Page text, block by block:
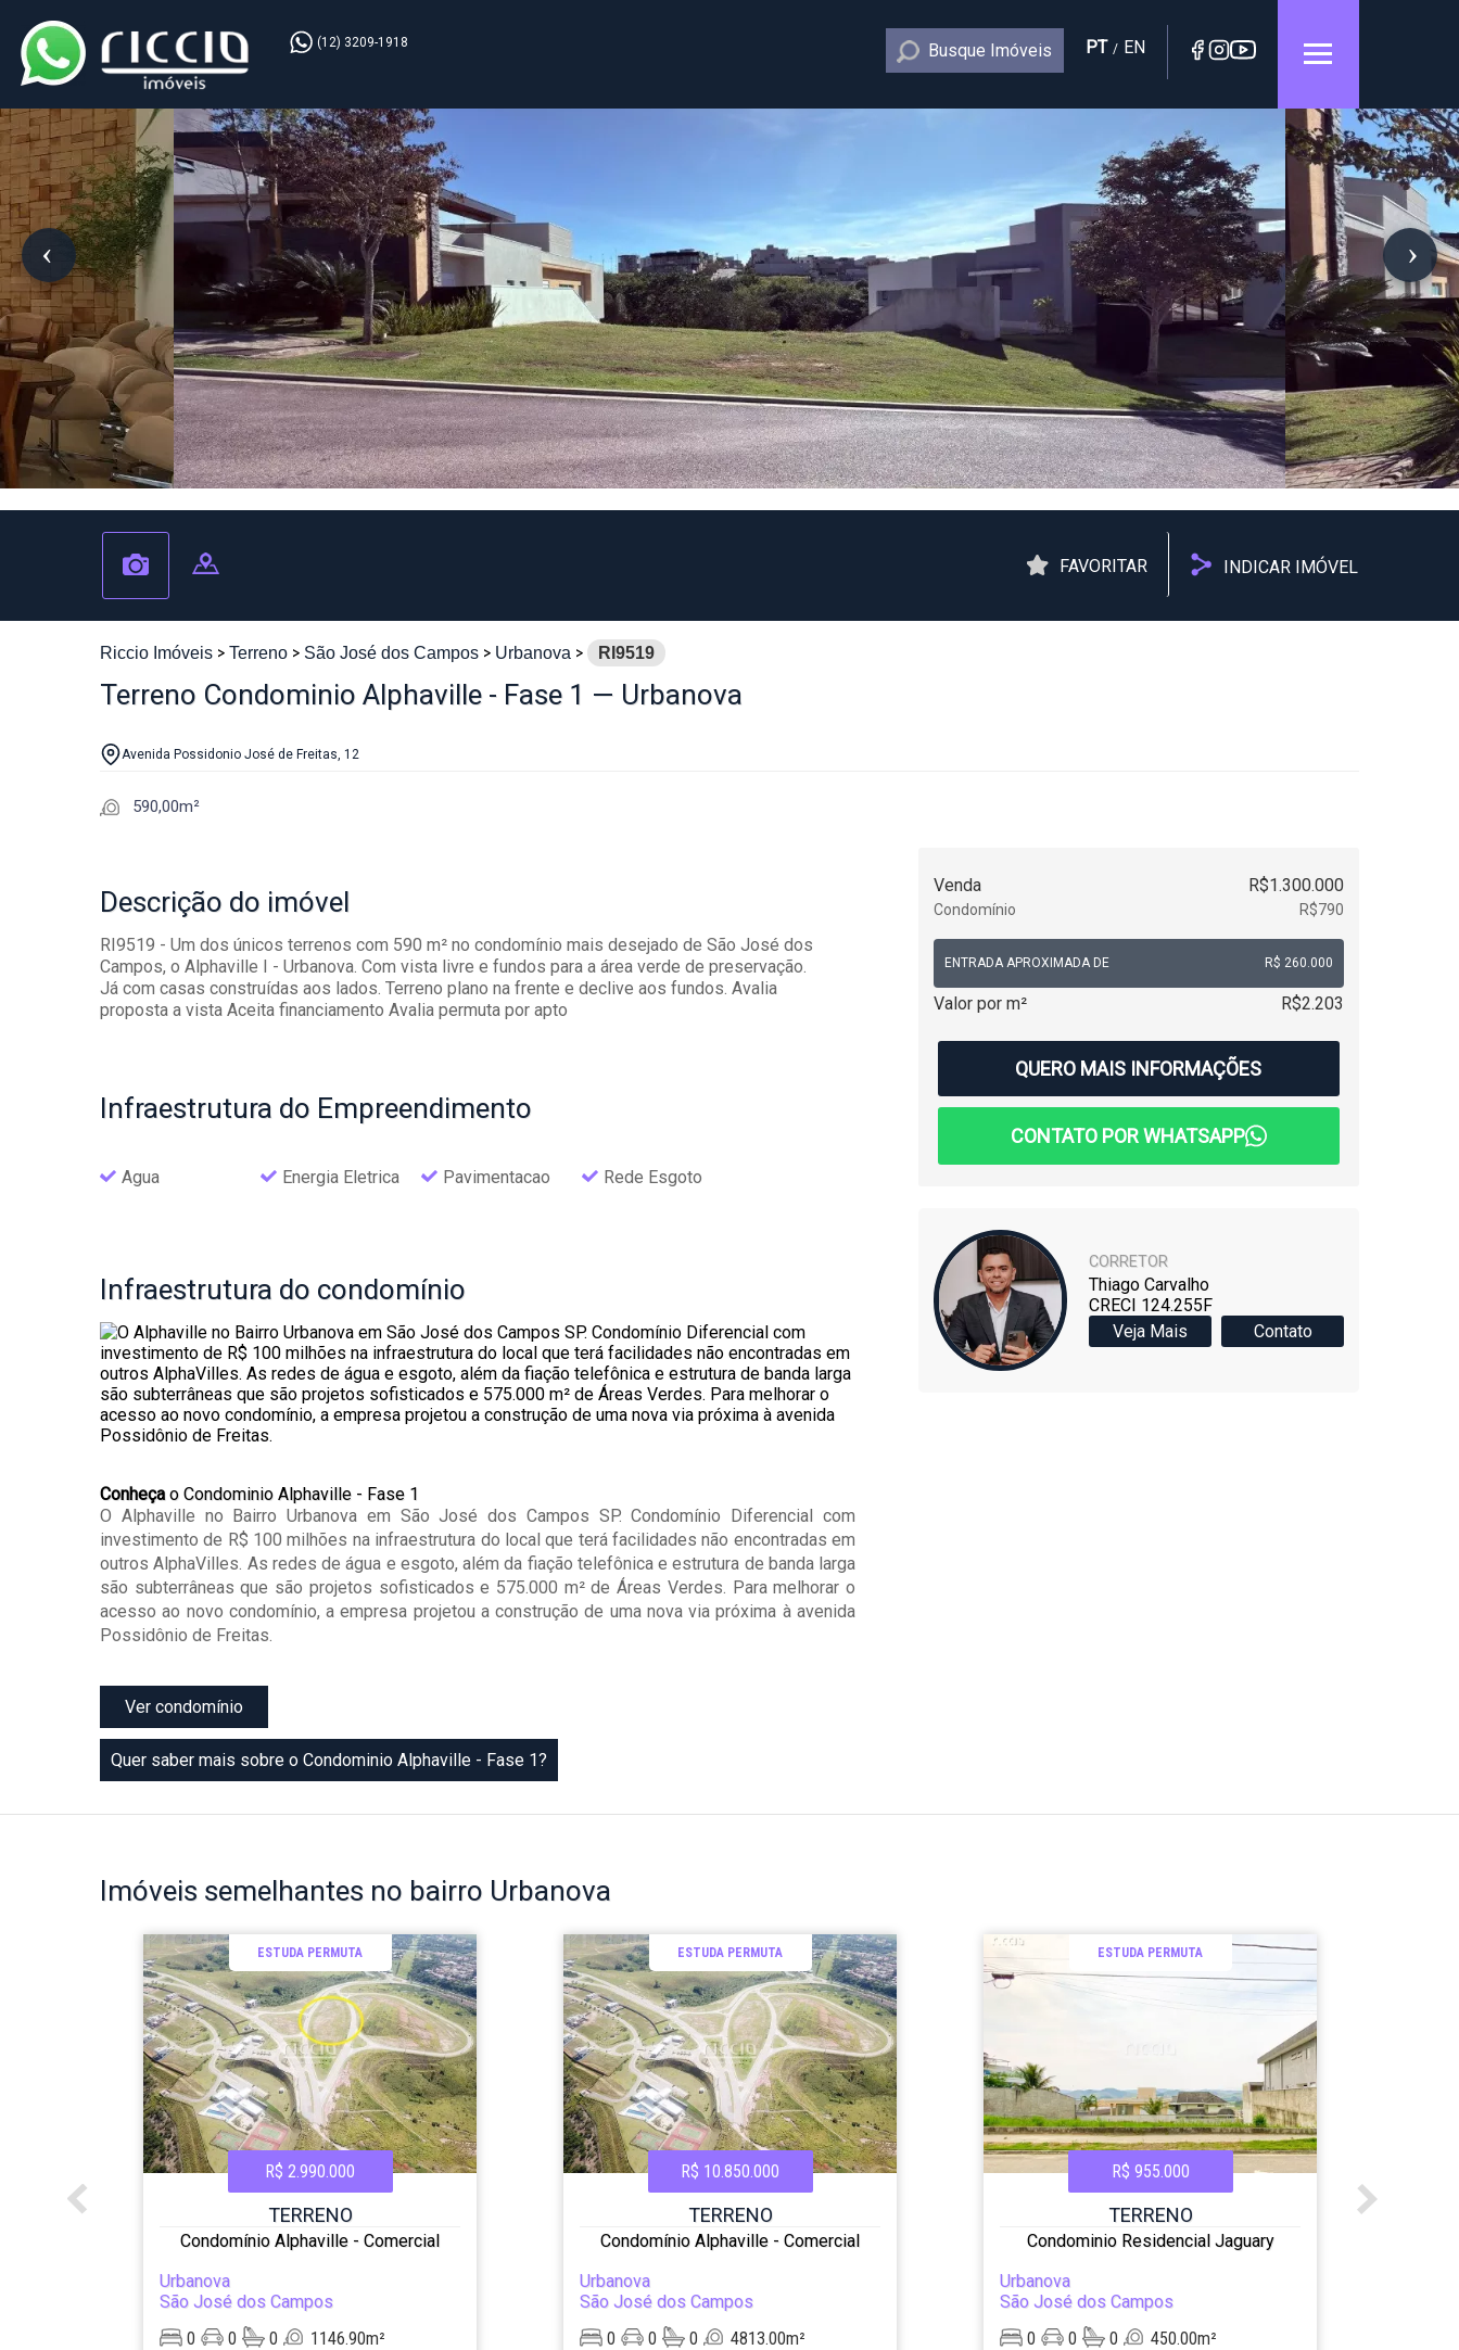
(12) 3209-1918 Busque Imóveis PT / EN
FAVORITAR INDICAR IMÓVEL
Riccio Imóveis Terreno São José dos Campos Urbanova RI9519
Terreno Condominio Alphaville - Fase 1 — Urbanova
Avenida Possidonio José de Freitas, 12
590,00m²
Venda R$1.300.000
Condomínio R$790
ENTRADA APROXIMADA DE R$ 260.000
Valor por m² R$2.203
QUERO MAIS INFORMAÇÕES
CONTATO POR WHATSAPP
CORRETOR
Thiago Carvalho
CRECI 124.255F
Veja Mais
Contato
Descrição do imóvel
RI9519 - Um dos únicos terrenos com 590 m² no condomínio mais desejado de São José dos
Campos, o Alphaville I - Urbanova. Com vista livre e fundos para a área verde de preservação.
Já com casas construídas aos lados. Terreno plano na frente e declive aos fundos. Avalia
proposta a vista Aceita financiamento Avalia permuta por apto
Infraestrutura do Empreendimento
Agua Energia Eletrica Pavimentacao Rede Esgoto
Infraestrutura do condomínio
Conheçao Condominio Alphaville - Fase 1
O Alphaville no Bairro Urbanova em São José dos Campos SP. Condomínio Diferencial com
investimento de R$ 100 milhões na infraestrutura do local que terá facilidades não encontradas em
outros AlphaVilles. As redes de água e esgoto, além da fiação telefônica e estrutura de banda larga
são subterrâneas que são projetos sofisticados e 575.000 m² de Áreas Verdes. Para melhorar o
acesso ao novo condomínio, a empresa projetou a construção de uma nova via próxima à avenida
Possidônio de Freitas.
Ver condomínio
Quer saber mais sobre o Condominio Alphaville - Fase 1?
Imóveis semelhantes no bairro Urbanova
ESTUDA PERMUTA
R$ 2.990.000
TERRENO
Condomínio Alphaville - Comercial
Urbanova
São José dos Campos
0
0 0 1146.90m²
ESTUDA PERMUTA
R$ 10.850.000
TERRENO
Condomínio Alphaville - Comercial
Urbanova
São José dos Campos
0
0 0 4813.00m²
ESTUDA PERMUTA
R$ 955.000
TERRENO
Condominio Residencial Jaguary
Urbanova
São José dos Campos
0
0 0 450.00m²